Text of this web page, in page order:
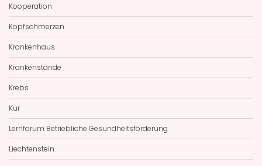
Kooperation
Kopfschmerzen
Krankenhaus
Krankenstände
Krebs
Kur
Lernforum Betriebliche Gesundheitsförderung
Liechtenstein